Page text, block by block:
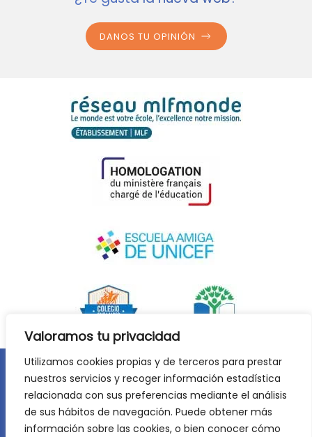
Valoramos tu privacidad
Utilizamos cookies propias y de terceros para prestar
nuestros servicios y recoger información estadística
relacionada con sus preferencias mediante el análisis
de sus hábitos de navegación. Puede obtener más
información sobre las cookies, o bien conocer cómo
DANOS TU OPINIÓN
Aviso legal
Política de privacidad
Política de cookies
©2026Lycée Français Molière de Zaragoza. Todos los